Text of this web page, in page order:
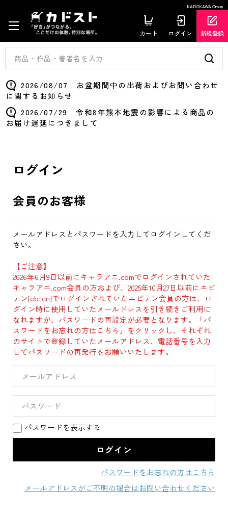
KADOKAWA Group
カート ログイン 新規登録
2026/08/07 お盆期間中の出荷およびお問い合わせ
に関するお知らせ
2026/07/29 令和8年熊本地震の影響による商品の
お届け遅延につきまして
ログイン
会員のお客様
メールアドレスとパスワードを入力してログインしてくだ
さい。
【ご注意】
2026年6月9日以前にキャラアニ.comでログインされていた
キャラアニ.com会員の方および、2025年10月27日以前にエビ
テン[ebten]でログインされていたエビテン会員の方は、ロ
グイン時に使用していたメールドレスを引き続きご利用に
なれますが、パスワードの再設定が必要となります。「パ
スワードをお忘れの方はこちら」をクリックし、それぞれ
のサイトで登録していたメールアドレス、電話番号を入力
してパスワードの再発行をお願いいたします。
パスワードを表示する
パスワードをお忘れの方はこちら
メールアドレスがご不明の場合はお問い合わせください